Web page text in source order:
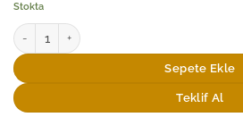
Stokta
Elsanat Galata Şişesinde 500ml Sızma
Sepete Ekle
Teklif Al